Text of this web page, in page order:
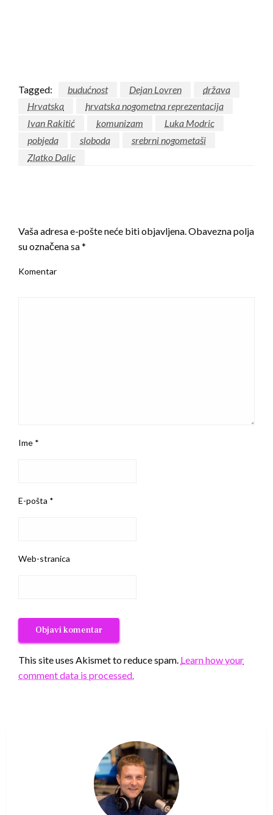
Tagged: budućnost Dejan Lovren
država
Hrvatska
hrvatska nogometna reprezentacija
Ivan Rakitić
komunizam
Luka Modric
pobjeda
sloboda
srebrni nogometaši
Zlatko Dalic
Vaša adresa e-pošte neće biti objavljena.Obavezna polja
su označena sa*
Komentar
Ime *
E-pošta *
Web-stranica
This site uses Akismet to reduce spam. Learn how your
comment data is processed.